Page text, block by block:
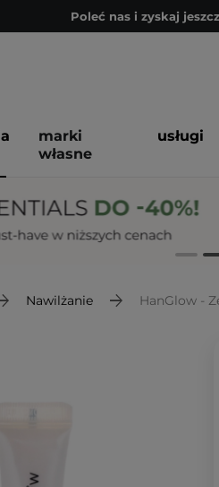
Poleć nas i zyskaj
Bezpłatne
Poleć nas i zyskaj
marki
własne
usługi
Nawilżanie HanGlow -